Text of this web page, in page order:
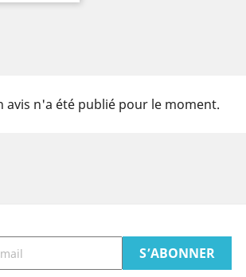
avis n'a été publié pour le moment.